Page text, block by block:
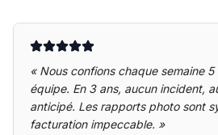
« Nous confions chaque semaine 5
équipe. En 3 ans, aucun incident,
anticipé. Les rapports photo sont
facturation impeccable. »